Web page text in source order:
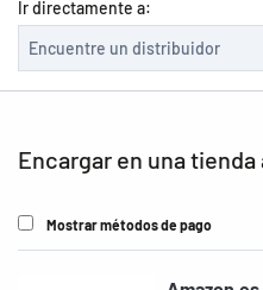
Ir directamente a:
Encargar en una tienda
Mostrar métodos de pago